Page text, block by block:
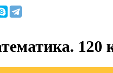
120